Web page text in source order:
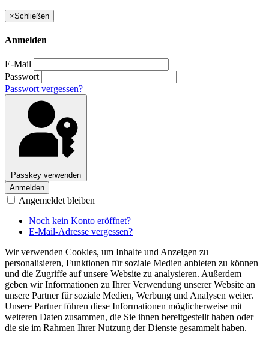
×Schließen
Anmelden
E-Mail
Passwort
Passwort vergessen?
Passkey verwenden
Anmelden
Angemeldet bleiben
Noch kein Konto eröffnet?
E-Mail-Adresse vergessen?
Wir verwenden Cookies, um Inhalte und Anzeigen zu
personalisieren, Funktionen für soziale Medien anbieten zu können
und die Zugriffe auf unsere Website zu analysieren. Außerdem
geben wir Informationen zu Ihrer Verwendung unserer Website an
unsere Partner für soziale Medien, Werbung und Analysen weiter.
Unsere Partner führen diese Informationen möglicherweise mit
weiteren Daten zusammen, die Sie ihnen bereitgestellt haben oder
die sie im Rahmen Ihrer Nutzung der Dienste gesammelt haben.